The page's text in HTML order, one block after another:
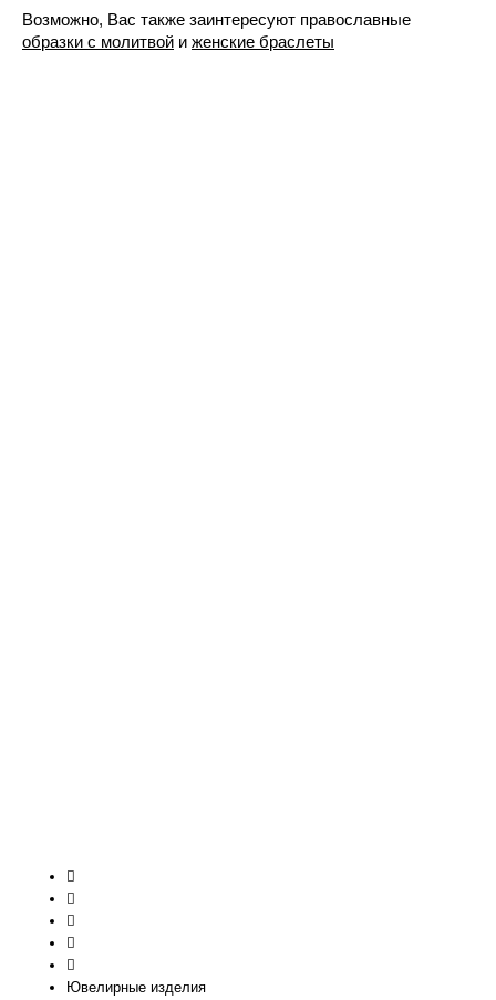
Возможно, Вас также заинтересуют православные
образки с молитвой и женские браслеты
Ювелирные изделия